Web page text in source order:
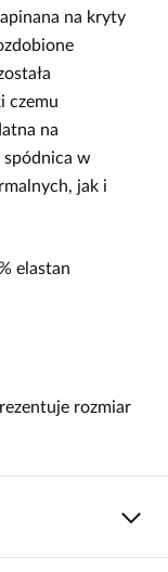
na kryty
czemu
na
spódnica w
jak i
elastan
rozmiar